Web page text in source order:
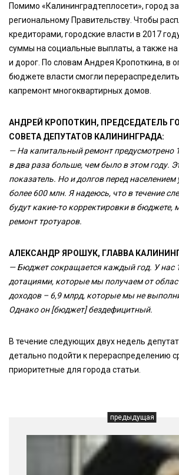
Помимо «Калининградтеплосети», город
региональному Правительству. Чтобы
кредиторами, городские власти в 2017
суммы на социальные выплаты, а также на
и дорог. По словам Андрея Кропоткина, в
бюджете власти смогли
капремонт многоквартирных домов.
АНДРЕЙ КРОПОТКИН, ПРЕДСЕДАТЕЛЬ
СОВЕТА ДЕПУТАТОВ КАЛИНИНГРАДА:
— На капитальный ремонт предусмотрено
в два раза больше, чем было в этом году.
показатель. Но и долгов перед населением
более 600 млн. Я надеюсь, что в течение
будут какие-то корректировки в
ремонт тротуаров.
АЛЕКСАНДР ЯРОШУК, ГЛАВВА
— Бюджет сокращается каждый год. У нас
дотациями, которые мы получаем от
доходов – 6,9 млрд, которые мы не
Однако он [бюджет] бездефицитный.
В течение следующих двух недель
детально подойти к перераспределению
приоритетные для города статьи.
предыдущая